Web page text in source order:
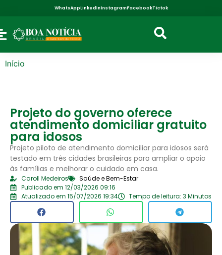
WhatsAppLinkedInInstagramFacebookTictok
Início
Projeto do governo oferece
atendimento domiciliar gratuito
para idosos
Projeto piloto de atendimento domiciliar para idosos será
testado em três cidades brasileiras para ampliar o apoio
às famílias e melhorar o cuidado em casa.
Caroll Medeiros
Saúde e Bem-Estar
Publicado em 12/03/2026 09:16
Atualizado em 15/07/2026 19:34
Tempo de leitura: 3 Minutos